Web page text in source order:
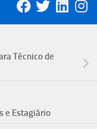
Técnico de
e Estagiário